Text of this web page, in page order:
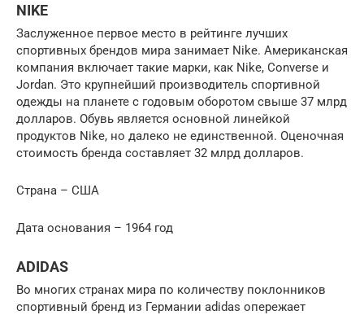
NIKE
Заслуженное первое место в рейтинге лучших
спортивных брендов мира занимает Nike. Американская
компания включает такие марки, как Nike, Converse и
Jordan. Это крупнейший производитель спортивной
одежды на планете с годовым оборотом свыше 37 млрд
долларов. Обувь является основной линейкой
продуктов Nike, но далеко не единственной. Оценочная
стоимость бренда составляет 32 млрд долларов.
Страна – США
Дата основания – 1964 год
ADIDAS
Во многих странах мира по количеству поклонников
спортивный бренд из Германии adidas опережает